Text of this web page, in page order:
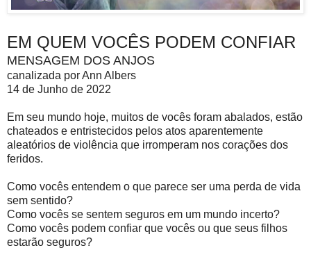
EM QUEM VOCÊS PODEM CONFIAR
MENSAGEM DOS ANJOS
canalizada por Ann Albers
14 de Junho de 2022
Em seu mundo hoje, muitos de vocês foram abalados, estão
chateados e entristecidos pelos atos aparentemente
aleatórios de violência que irromperam nos corações dos
feridos.
Como vocês entendem o que parece ser uma perda de vida
sem sentido?
Como vocês se sentem seguros em um mundo incerto?
Como vocês podem confiar que vocês ou que seus filhos
estarão seguros?